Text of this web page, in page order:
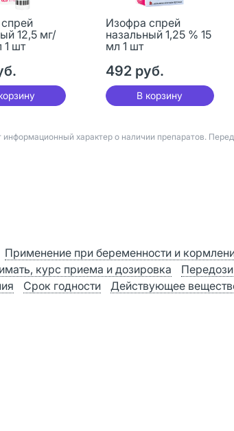
12,5 мг/
1 шт
Изофра спрей
назальный 1,25 % 15
мл 1 шт
492 руб.
В корзину
информационный характер о наличии препаратов.
Применение при беременности и
курс приема и дозировка
Срок годности Действующее